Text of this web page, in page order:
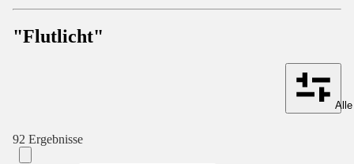
"Flutlicht"
92 Ergebnisse